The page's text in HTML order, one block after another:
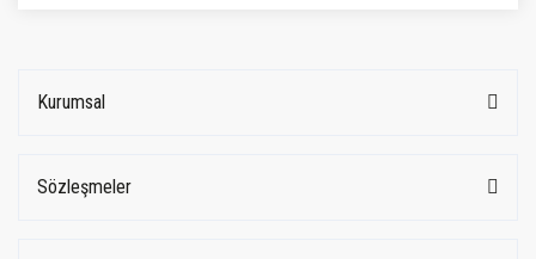
Kurumsal
Sözleşmeler